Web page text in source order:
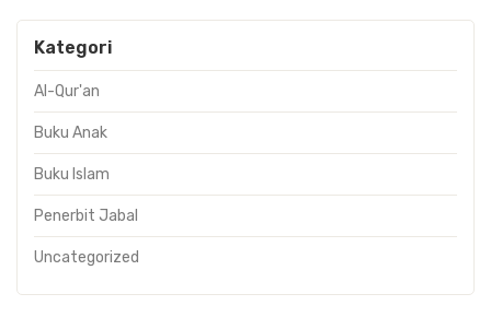
Kategori
Al-Qur'an
Buku Anak
Buku Islam
Penerbit Jabal
Uncategorized